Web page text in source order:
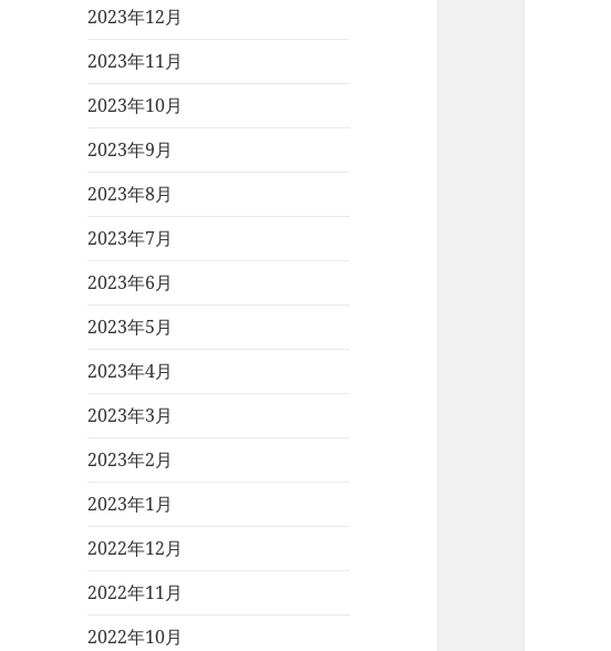
2023年12月
2023年11月
2023年10月
2023年9月
2023年8月
2023年7月
2023年6月
2023年5月
2023年4月
2023年3月
2023年2月
2023年1月
2022年12月
2022年11月
2022年10月